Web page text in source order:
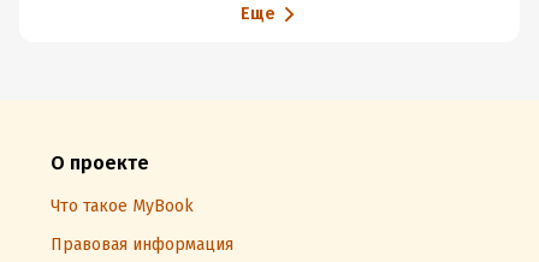
Еще
О проекте
Что такое MyBook
Правовая информация